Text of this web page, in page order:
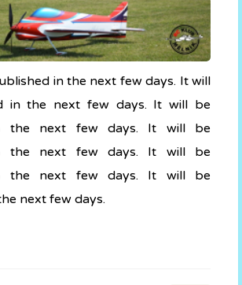
in the next few days. It will
in the next few days. It will be
the next few days. It will be
the next few days. It will be
the next few days. It will be
next few days.